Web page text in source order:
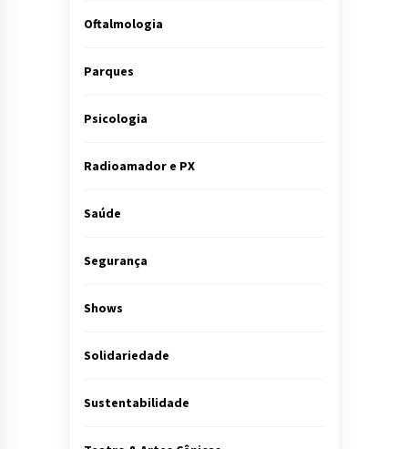
Oftalmologia
Parques
Psicologia
Radioamador e PX
Saúde
Segurança
Shows
Solidariedade
Sustentabilidade